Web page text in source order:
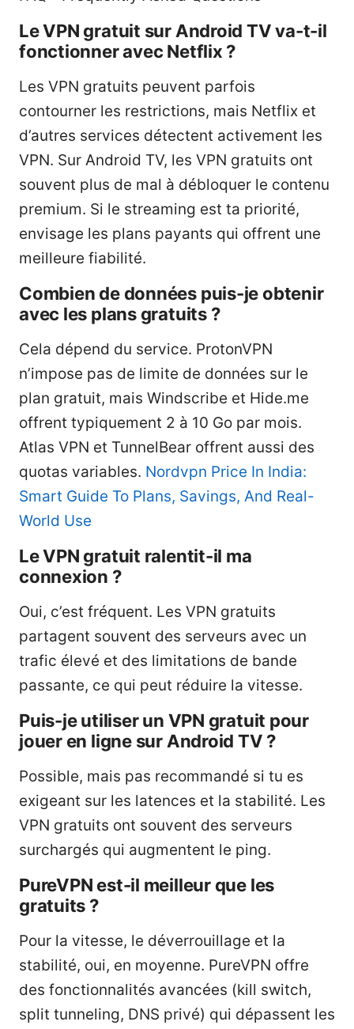
Le VPN gratuit sur Android TV va-t-il
fonctionner avec Netflix ?
Les VPN gratuits peuvent parfois
contourner les restrictions, mais Netflix et
d’autres services détectent activement les
VPN. Sur Android TV, les VPN gratuits ont
souvent plus de mal à débloquer le contenu
premium. Si le streaming est ta priorité,
envisage les plans payants qui offrent une
meilleure fiabilité.
Combien de données puis-je obtenir
avec les plans gratuits ?
Cela dépend du service. ProtonVPN
n’impose pas de limite de données sur le
plan gratuit, mais Windscribe et Hide.me
offrent typiquement 2 à 10 Go par mois.
Atlas VPN et TunnelBear offrent aussi des
quotas variables. Nordvpn Price In India:
Smart Guide To Plans, Savings, And Real-
World Use
Le VPN gratuit ralentit-il ma
connexion ?
Oui, c’est fréquent. Les VPN gratuits
partagent souvent des serveurs avec un
trafic élevé et des limitations de bande
passante, ce qui peut réduire la vitesse.
Puis-je utiliser un VPN gratuit pour
jouer en ligne sur Android TV ?
Possible, mais pas recommandé si tu es
exigeant sur les latences et la stabilité. Les
VPN gratuits ont souvent des serveurs
surchargés qui augmentent le ping.
PureVPN est-il meilleur que les
gratuits ?
Pour la vitesse, le déverrouillage et la
stabilité, oui, en moyenne. PureVPN offre
des fonctionnalités avancées (kill switch,
split tunneling, DNS privé) qui dépassent les